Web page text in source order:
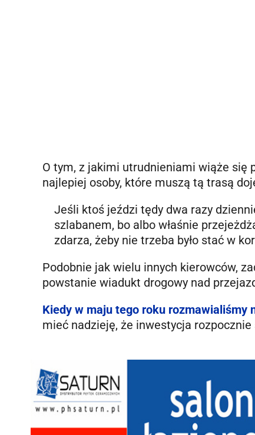
O tym, z jakimi utrudnieniami wiąże się
najlepiej osoby, które muszą tą trasą
Jeśli ktoś jeździ tędy dwa razy
szlabanem, bo albo właśnie
zdarza, żeby nie trzeba było stać w
Podobnie jak wielu innych kierowców,
powstanie wiadukt drogowy nad
Kiedy w maju tego roku rozmawialiśmy
mieć nadzieję, że inwestycja